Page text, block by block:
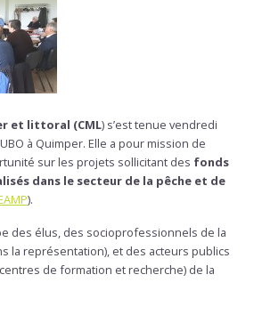
et littoral (CML) s’est tenue vendredi
à Quimper. Elle a pour mission de
sur les projets sollicitant des fonds
dans le secteur de la pêche et de
).
des élus, des socioprofessionnels de la
la représentation), et des acteurs publics
de formation et recherche) de la